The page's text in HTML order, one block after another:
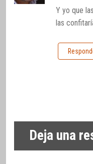
Y yo que
las
Deja una